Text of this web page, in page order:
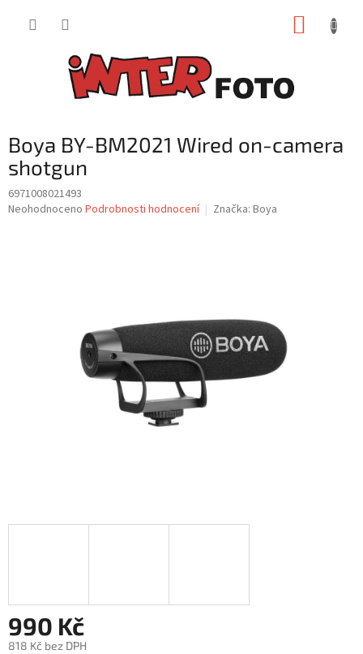
Boya BY-BM2021 Wired on-camera
shotgun
6971008021493
Průměrné
Neohodnoceno Podrobnosti hodnocení Značka: Boya
990 Kč
818 Kč bez DPH